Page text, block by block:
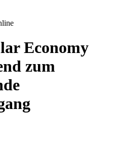
Economy
zum